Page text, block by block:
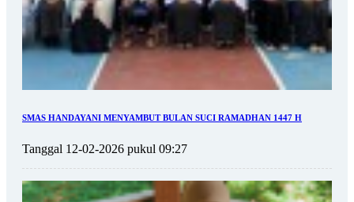
SMAS HANDAYANI MENYAMBUT BULAN SUCI RAMADHAN 1447 H
Tanggal 12-02-2026 pukul 09:27